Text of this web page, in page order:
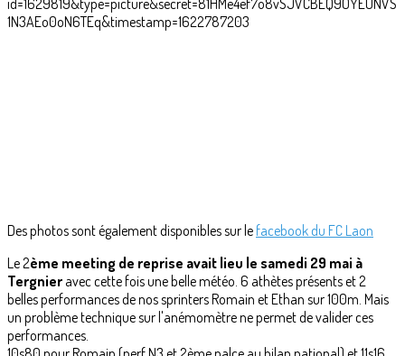
Des photos sont également disponibles sur le facebook du FC Laon
Le 2ème meeting de reprise avait lieu le samedi 29 mai à
Tergnier avec cette fois une belle météo. 6 athètes présents et 2
belles performances de nos sprinters Romain et Ethan sur 100m. Mais
un problème technique sur l'anémomètre ne permet de valider ces
performances.